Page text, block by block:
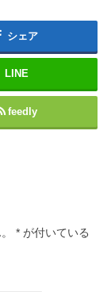
シェア
LINE
feedly
* が付いている